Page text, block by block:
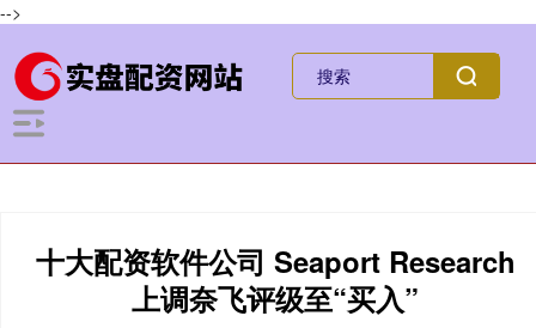
-->
十大配资软件公司 Seaport Research
上调奈飞评级至“买入”